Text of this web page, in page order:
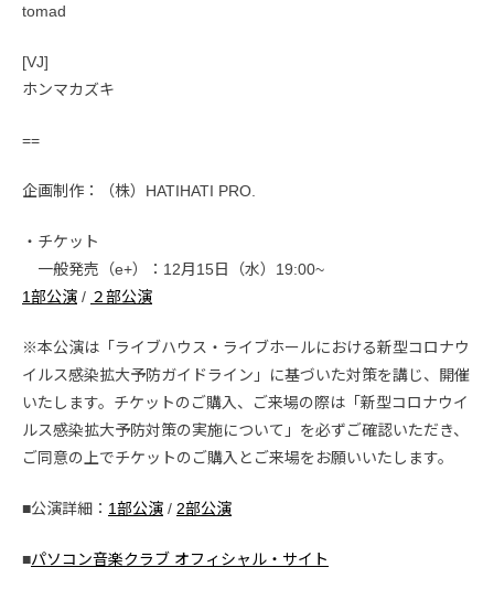
tomad
[VJ]
ホンマカズキ
==
企画制作：（株）HATIHATI PRO.
・チケット
一般発売（e+）：12月15日（水）19:00~
1部公演 / ２部公演
※本公演は「ライブハウス・ライブホールにおける新型コロナウ
イルス感染拡大予防ガイドライン」に基づいた対策を講じ、開催
いたします。チケットのご購入、ご来場の際は「新型コロナウイ
ルス感染拡大予防対策の実施について」を必ずご確認いただき、
ご同意の上でチケットのご購入とご来場をお願いいたします。
■公演詳細： 1部公演 / 2部公演
■パソコン音楽クラブ オフィシャル・サイト